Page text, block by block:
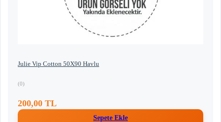
Julie Vip Cotton 50X90 Havlu
(0)
200,00 TL
Sepete Ekle